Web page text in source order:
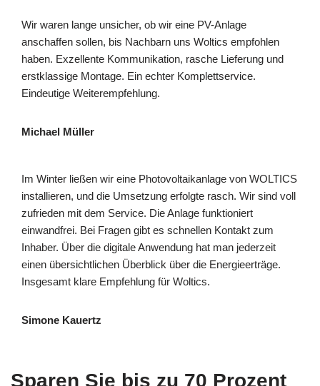
Wir waren lange unsicher, ob wir eine PV-Anlage
anschaffen sollen, bis Nachbarn uns Woltics empfohlen
haben. Exzellente Kommunikation, rasche Lieferung und
erstklassige Montage. Ein echter Komplettservice.
Eindeutige Weiterempfehlung.
Michael Müller
Im Winter ließen wir eine Photovoltaikanlage von WOLTICS
installieren, und die Umsetzung erfolgte rasch. Wir sind voll
zufrieden mit dem Service. Die Anlage funktioniert
einwandfrei. Bei Fragen gibt es schnellen Kontakt zum
Inhaber. Über die digitale Anwendung hat man jederzeit
einen übersichtlichen Überblick über die Energieerträge.
Insgesamt klare Empfehlung für Woltics.
Simone Kauertz
Sparen Sie bis zu 70 Prozent